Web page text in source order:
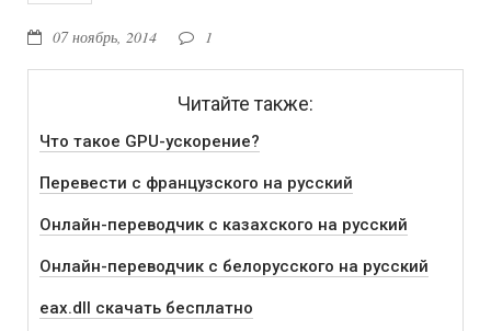
07 ноябрь, 2014 1
Читайте также:
Что такое GPU-ускорение?
Перевести с французского на русский
Онлайн-переводчик с казахского на русский
Онлайн-переводчик с белорусского на русский
eax.dll скачать бесплатно